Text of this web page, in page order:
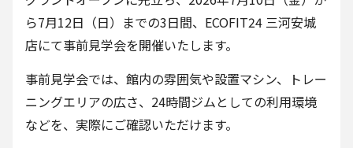
ら7月12日（日）までの3日間、ECOFIT24 三河安城
店にて事前見学会を開催いたします。
事前見学会では、館内の雰囲気や設置マシン、トレー
ニングエリアの広さ、24時間ジムとしての利用環境
などを、実際にご確認いただけます。